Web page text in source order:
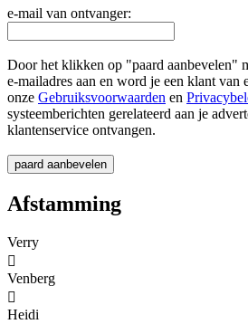
e-mail van ontvanger:
Door het klikken op "paard aanbevelen"
e-mailadres aan en word je een klant van
onze Gebruiksvoorwaarden en
systeemberichten gerelateerd aan je
klantenservice ontvangen.
Afstamming
Verry

Venberg

Heidi